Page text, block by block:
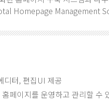
Homepage Management
디터, 편집UI 제공
페이지를 운영하고 관리할 수